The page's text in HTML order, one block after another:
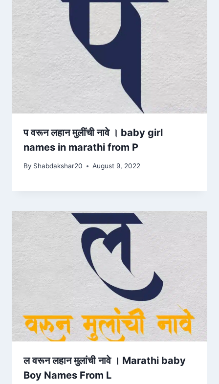
प वरून लहान मुलींची नावे । baby girl
names in marathi from P
By Shabdakshar20 August 9, 2022
ल वरून लहान मुलांची नावे । Marathi baby
Boy Names From L